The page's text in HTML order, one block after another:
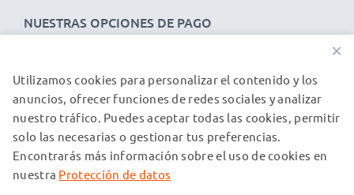
NUESTRAS OPCIONES DE PAGO
NUESTROS PARTNERS DE ENVÍO
© subtel.es 2026
Todos los precios incluyen IVA y excluyen los costos de envío.
Tenga en cuenta que todas las marcas registradas que
×
Utilizamos cookies para personalizar el contenido y los
anuncios, ofrecer funciones de redes sociales y analizar
nuestro tráfico. Puedes aceptar todas las cookies, permitir
solo las necesarias o gestionar tus preferencias.
Encontrarás más información sobre el uso de cookies en
nuestra Protección de datos